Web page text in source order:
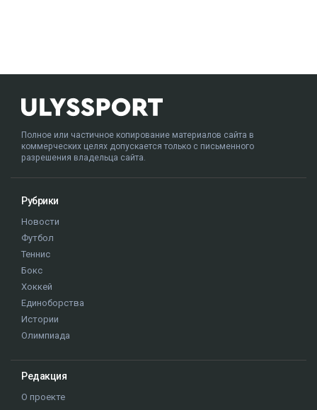
Полное или частичное копирование материалов сайта в
коммерческих целях допускается только с письменного
разрешения владельца сайта.
Рубрики
Новости
Футбол
Теннис
Бокс
Хоккей
Единоборства
Истории
Олимпиада
Редакция
О проекте